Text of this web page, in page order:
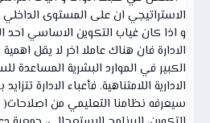
الاستراتيجي ان على المستوى الداخلي
و اذا كان غياب التكوين الاساسي احد
الادارة فان هناك عاملا اخر لا يقل
الكبير في الموارد البشرية المساعدة
الادارية اللامتناهية. فأعباء الادارة
سيعرفه نظامنا التعليمي من اصلاحات(